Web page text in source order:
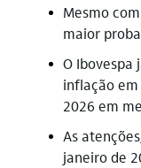
Mesmo
maior
O Ibovespa
inflação
2026 em
As
janeiro de